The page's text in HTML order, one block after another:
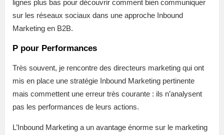
lignes plus bas pour découvrir comment bien communiquer
sur les réseaux sociaux dans une approche Inbound
Marketing en B2B.
P pour Performances
Très souvent, je rencontre des directeurs marketing qui ont
mis en place une stratégie Inbound Marketing pertinente
mais commettent une erreur très courante : ils n’analysent
pas les performances de leurs actions.
L’Inbound Marketing a un avantage énorme sur le marketing